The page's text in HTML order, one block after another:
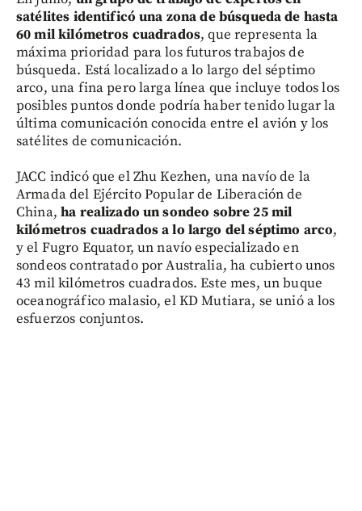
satélites identificó una zona de búsqueda de hasta
60 mil kilómetros cuadrados, que representa la
máxima prioridad para los futuros trabajos de
búsqueda. Está localizado a lo largo del séptimo
arco, una fina pero larga línea que incluye todos los
posibles puntos donde podría haber tenido lugar la
última comunicación conocida entre el avión y los
satélites de comunicación.
JACC indicó que el Zhu Kezhen, una navío de la
Armada del Ejército Popular de Liberación de
China,ha realizado un sondeo sobre 25 mil
kilómetros cuadrados a lo largo del séptimo arco,
y el Fugro Equator, un navío especializado en
sondeos contratado por Australia, ha cubierto unos
43 mil kilómetros cuadrados. Este mes, un buque
oceanográfico malasio, el KD Mutiara, se unió a los
esfuerzos conjuntos.